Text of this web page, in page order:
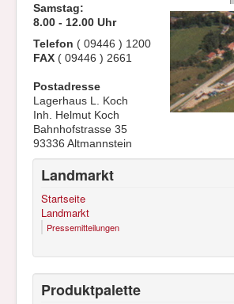
Samstag:
8.00 - 12.00 Uhr
Telefon ( 09446 ) 1200
FAX ( 09446 ) 2661
Postadresse
Lagerhaus L. Koch
Inh. Helmut Koch
Bahnhofstrasse 35
93336 Altmannstein
Landmarkt
Startseite
Landmarkt
Pressemitteilungen
Produktpalette